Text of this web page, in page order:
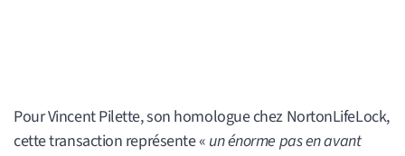
Pour Vincent Pilette, son homologue chez NortonLifeLock,
cette transaction représente « un énorme pas en avant